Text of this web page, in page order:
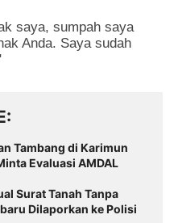
saya, sumpah saya
Anda. Saya sudah
Tambang di Karimun
Evaluasi AMDAL
Surat Tanah Tanpa
Dilaporkan ke Polisi